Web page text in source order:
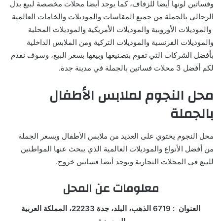
وفساتين لونها أيضا للزفاف، كما يوجد أيضا محلات مخصصة لبيع بدل
الرجالي بالجملة من جميع المقاسات والموديلات والخامات العالمية
والموديلات الأوروبية والموديلات الأمريكية والموديلات المحلية
والموديلات الفرنسية والموديلات التركية ومن الملابس الداخلية
بأفضل الشركات التي تقوم بتصنيعها وبيعها بسعر البيع، وسوف نقدم
لكم أفضل 3 محلات فساتين بالجملة في مدينة جدة.
محل النجوم لملابس الأطفال
بالجملة
محل النجوم يحتوي على العديد من ملابس الأطفال وبسعر الجملة
من أفضل الأنواع والموديلات العالمية الذي يبحث عنها المواطنين
للبيع في المحلات التجارية ويوجد أيضا فساتين خروج.
معلومات عن المحل
العنوان : 6719 الذهب، البلد، جدة 22233، المملكة العربية